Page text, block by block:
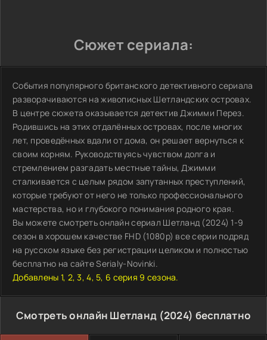
Сюжет сериала:
События популярного британского детективного сериала
разворачиваются на живописных Шетландских островах.
В центре сюжета оказывается детектив Джимми Перез.
Родившись на этих отдалённых островах, после многих
лет, проведённых вдали от дома, он решает вернуться к
своим корням. Руководствуясь чувством долга и
стремлением разгадать местные тайны, Джимми
сталкивается с целым рядом запутанных преступлений,
которые требуют от него не только профессионального
мастерства, но и глубокого понимания родного края.
Вы можете смотреть онлайн сериал Шетланд (2024) 1-9
сезон в хорошем качестве FHD (1080p) все серии подряд
на русском языке без регистрации целиком и полностью
бесплатно на сайте Serialy-Novinki.
Добавлены 1, 2, 3, 4, 5, 6 серия 9 сезона.
Смотреть онлайн Шетланд (2024) бесплатно